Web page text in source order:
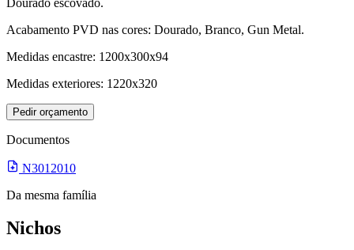
Acabamento PVD nas cores: Dourado, Branco, Gun Metal.
Medidas encastre: 1200x300x94
Medidas exteriores: 1220x320
Pedir orçamento
Documentos
N3012010
Da mesma família
Nichos